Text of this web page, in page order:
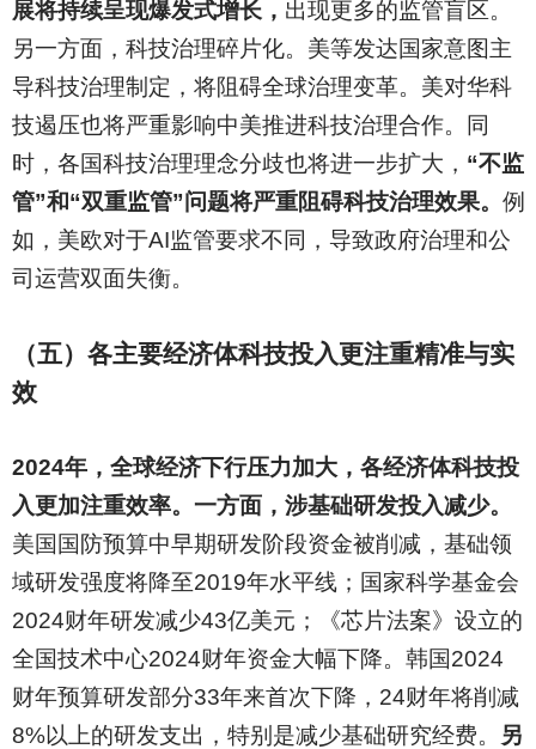
展将持续呈现爆发式增长， 出现更多的监管盲区。
另一方面，科技治理碎片化。美等发达国家意图主
导科技治理制定，将阻碍全球治理变革。美对华科
技遏压也将严重影响中美推进科技治理合作。同
时，各国科技治理理念分歧也将进一步扩大， “不监
管”和“双重监管”问题将严重阻碍科技治理效果。 例
如，美欧对于AI监管要求不同，导致政府治理和公
司运营双面失衡。
（五）各主要经济体科技投入更注重精准与实
效
2024年，全球经济下行压力加大，各经济体科技投
入更加注重效率。一方面，涉基础研发投入减少。
美国国防预算中早期研发阶段资金被削减，基础领
域研发强度将降至2019年水平线；国家科学基金会
2024财年研发减少43亿美元；《芯片法案》设立的
全国技术中心2024财年资金大幅下降。韩国2024
财年预算研发部分33年来首次下降，24财年将削减
8%以上的研发支出，特别是减少基础研究经费。
另